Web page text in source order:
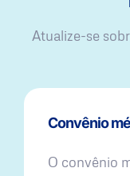
Atualize-se
Convênio
O convênio